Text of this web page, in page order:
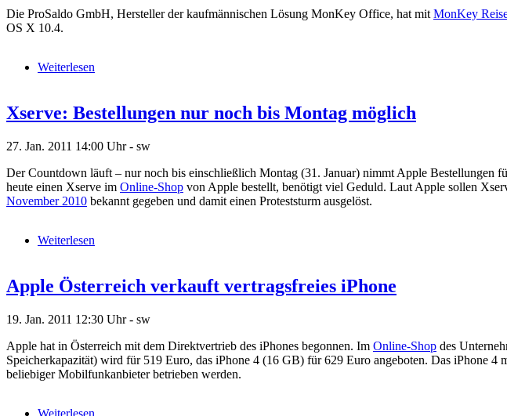
Die ProSaldo GmbH, Hersteller der kaufmännischen Lösung MonKey Office, hat mit MonKey
OS X 10.4.
Weiterlesen
Xserve: Bestellungen nur noch bis Montag möglich
27. Jan. 2011 14:00 Uhr - sw
Der Countdown läuft – nur noch bis einschließlich Montag (31. Januar) nimmt Apple Bestellungen
heute einen Xserve im Online-Shop von Apple bestellt, benötigt viel Geduld. Laut Apple sollen
November 2010 bekannt gegeben und damit einen Proteststurm ausgelöst.
Weiterlesen
Apple Österreich verkauft vertragsfreies iPhone
19. Jan. 2011 12:30 Uhr - sw
Apple hat in Österreich mit dem Direktvertrieb des iPhones begonnen. Im Online-Shop des
Speicherkapazität) wird für 519 Euro, das iPhone 4 (16 GB) für 629 Euro angeboten. Das iPhone
beliebiger Mobilfunkanbieter betrieben werden.
Weiterlesen